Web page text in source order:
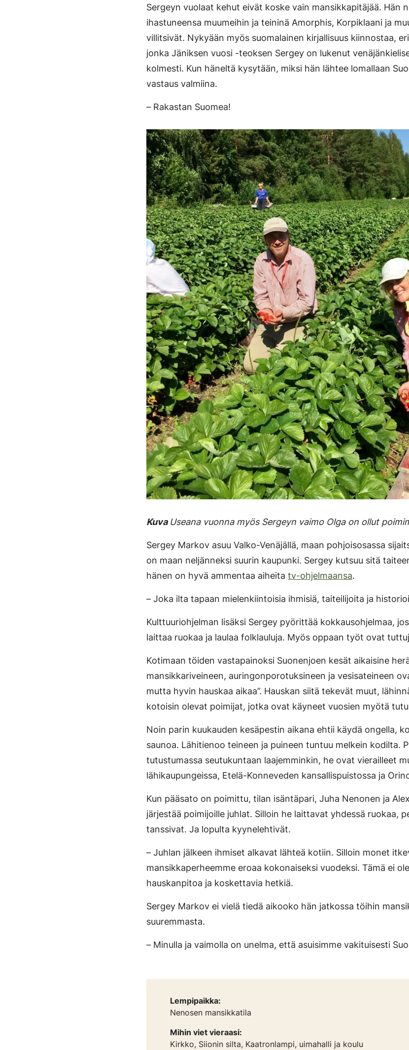
Sergeyn vuolaat kehut eivät koske vain mansikkapitäjää. Hän
ihastuneensa muumeihin ja teininä Amorphis, Korpiklaani ja
villitsivät. Nykyään myös suomalainen kirjallisuus kiinnostaa,
jonka Jäniksen vuosi -teoksen Sergey on lukenut
kolmesti. Kun häneltä kysytään, miksi hän lähtee lomallaan
vastaus valmiina.
– Rakastan Suomea!
KuvaUseana vuonna myös Sergeyn vaimo Olga on ollut
Sergey Markov asuu Valko-Venäjällä, maan pohjoisosassa
on maan neljänneksi suurin kaupunki. Sergey kutsuu sitä
hänen on hyvä ammentaa aiheita tv-ohjelmaansa.
– Joka ilta tapaan mielenkiintoisia ihmisiä, taiteilijoita ja
Kulttuuriohjelman lisäksi Sergey pyörittää kokkausohjelmaa,
laittaa ruokaa ja laulaa folklauluja. Myös oppaan työt ovat
Kotimaan töiden vastapainoksi Suonenjoen kesät aikaisine
mansikkariveineen, auringonporotuksineen ja vesisateineen
mutta hyvin hauskaa aikaa”. Hauskan siitä tekevät muut,
kotoisin olevat poimijat, jotka ovat käyneet vuosien myötä
Noin parin kuukauden kesäpestin aikana ehtii käydä ongella,
saunoa. Lähitienoo teineen ja puineen tuntuu melkein kodilta.
tutustumassa seutukuntaan laajemminkin, he ovat vierailleet
lähikaupungeissa, Etelä-Konneveden kansallispuistossa ja
Kun pääsato on poimittu, tilan isäntäpari, Juha Nenonen ja
järjestää poimijoille juhlat. Silloin he laittavat yhdessä ruokaa,
tanssivat. Ja lopulta kyynelehtivät.
– Juhlan jälkeen ihmiset alkavat lähteä kotiin. Silloin monet
mansikkaperheemme eroaa kokonaiseksi vuodeksi. Tämä ei
hauskanpitoa ja koskettavia hetkiä.
Sergey Markov ei vielä tiedä aikooko hän jatkossa töihin
suuremmasta.
– Minulla ja vaimolla on unelma, että asuisimme vakituisesti
Lempipaikka:
Nenosen mansikkatila
Mihin viet vieraasi:
Kirkko, Siionin silta, Kaatronlampi, uimahalli ja koulu